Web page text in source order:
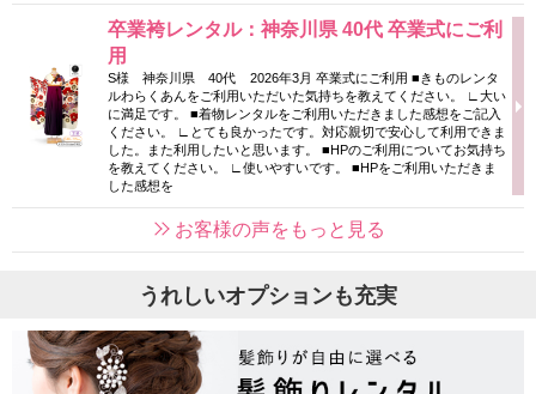
卒業袴レンタル：神奈川県 40代 卒業式にご利
用
S様 神奈川県 40代 2026年3月 卒業式にご利用 ■きものレンタ
ルわらくあんをご利用いただいた気持ちを教えてください。 ∟大い
に満足です。 ■着物レンタルをご利用いただきました感想をご記入
ください。 ∟とても良かったです。対応親切で安心して利用できま
した。また利用したいと思います。 ■HPのご利用についてお気持ち
を教えてください。 ∟使いやすいです。 ■HPをご利用いただきま
した感想を
お客様の声をもっと見る
うれしいオプションも充実